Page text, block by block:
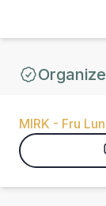
MIRK - Fru